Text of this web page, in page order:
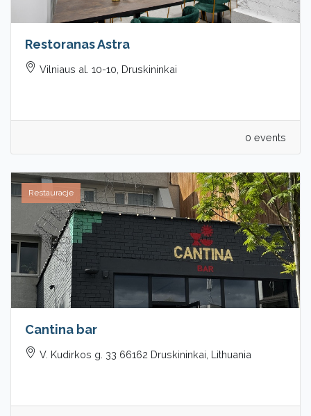
Restoranas Astra
Vilniaus al. 10-10, Druskininkai
0 events
Restauracje
Cantina bar
V. Kudirkos g. 33 66162 Druskininkai, Lithuania